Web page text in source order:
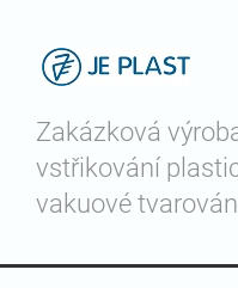
Zakázková
vstřikování
vakuové